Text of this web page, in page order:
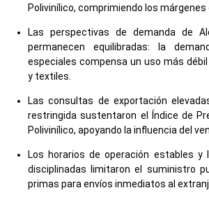
Polivinílico, comprimiendo los márgenes
Las perspectivas de demanda de
permanecen equilibradas: la
especiales compensa un uso más
y textiles.
Las consultas de exportación
restringida sustentaron el Índice de
Polivinílico, apoyando la influencia del
Los horarios de operación estables y
disciplinadas limitaron el suministro
primas para envíos inmediatos al